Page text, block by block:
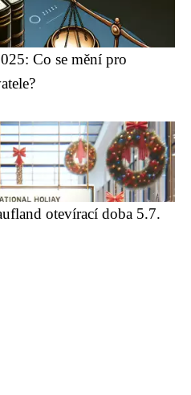
Co se mění pro
otevírací doba 5.7.